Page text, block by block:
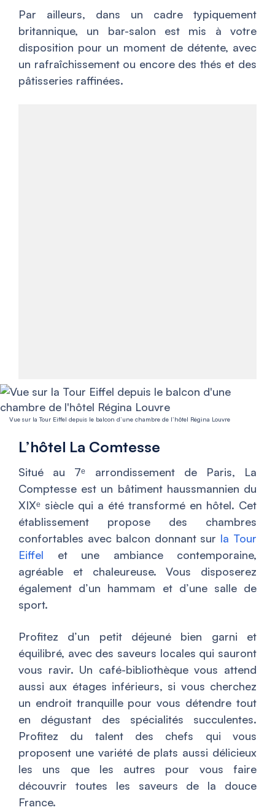
Par ailleurs, dans un cadre typiquement
britannique, un bar-salon est mis à votre
disposition pour un moment de détente, avec
un rafraîchissement ou encore des thés et des
pâtisseries raffinées.
Vue sur la Tour Eiffel depuis le balcon d’une chambre de l’hôtel Régina Louvre
L’hôtel La Comtesse
Situé au 7ᵉ arrondissement de Paris, La
Comptesse est un bâtiment haussmannien du
XIXᵉ siècle qui a été transformé en hôtel. Cet
établissement propose des chambres
confortables avec balcon donnant sur la Tour
Eiffel et une ambiance contemporaine,
agréable et chaleureuse. Vous disposerez
également d’un hammam et d’une salle de
sport.
Profitez d’un petit déjeuné bien garni et
équilibré, avec des saveurs locales qui sauront
vous ravir. Un café-bibliothèque vous attend
aussi aux étages inférieurs, si vous cherchez
un endroit tranquille pour vous détendre tout
en dégustant des spécialités succulentes.
Profitez du talent des chefs qui vous
proposent une variété de plats aussi délicieux
les uns que les autres pour vous faire
découvrir toutes les saveurs de la douce
France.